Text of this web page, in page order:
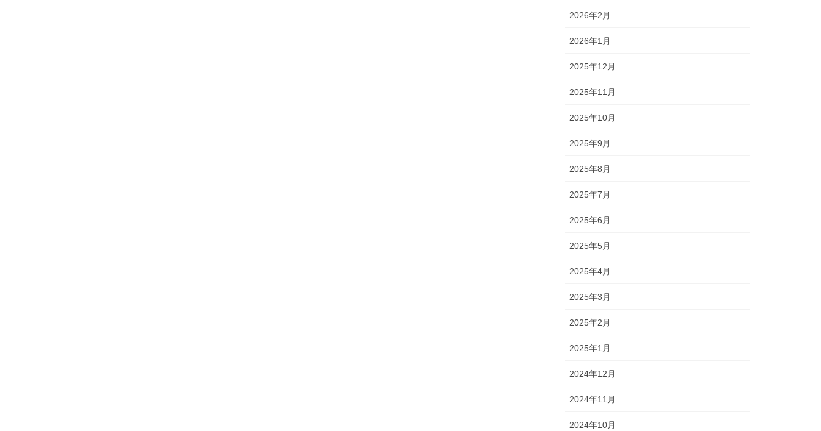
2026年2月
2026年1月
2025年12月
2025年11月
2025年10月
2025年9月
2025年8月
2025年7月
2025年6月
2025年5月
2025年4月
2025年3月
2025年2月
2025年1月
2024年12月
2024年11月
2024年10月